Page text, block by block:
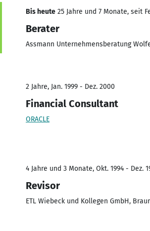
Bis heute 25 Jahre und 7 Monate, seit
Berater
Assmann Unternehmensberatung
2 Jahre, Jan. 1999 - Dez. 2000
Financial Consultant
ORACLE
4 Jahre und 3 Monate, Okt. 1994 - Dez.
Revisor
ETL Wiebeck und Kollegen GmbH,